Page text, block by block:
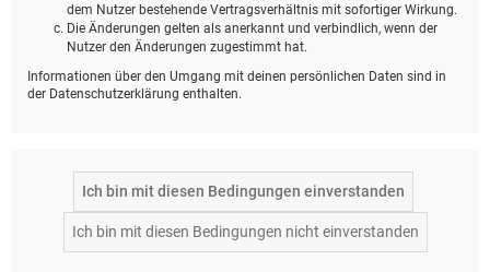
dem Nutzer bestehende Vertragsverhältnis mit sofortiger Wirkung.
Die Änderungen gelten als anerkannt und verbindlich, wenn der
Nutzer den Änderungen zugestimmt hat.
Informationen über den Umgang mit deinen persönlichen Daten sind in
der Datenschutzerklärung enthalten.